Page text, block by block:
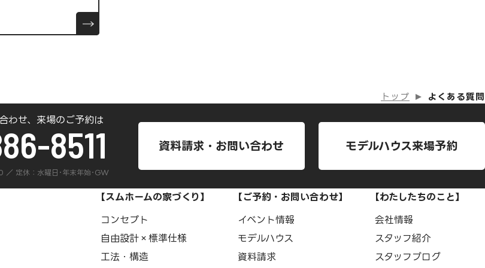
トップ よくある質問
わせ、来場のご予約は
8511
定休：水曜日･年末年始･GW
資料請求・お問い合わせ モデルハウス来場予約
【スムホームの家づくり】
コンセプト
自由設計×標準仕様
工法・構造
【ご予約・お問い合わせ】
イベント情報
モデルハウス
資料請求
【わたしたちのこと】
会社情報
スタッフ紹介
スタッフブログ